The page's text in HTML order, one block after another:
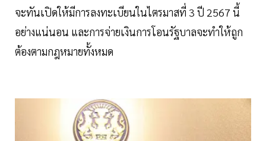
จะทันเปิดให้มีการลงทะเบียนในไตรมาสที่ 3 ปี 2567 นี้
อย่างแน่นอน และการจ่ายเงินการโอนรัฐบาลจะทำให้ถูก
ต้องตามกฎหมายทั้งหมด